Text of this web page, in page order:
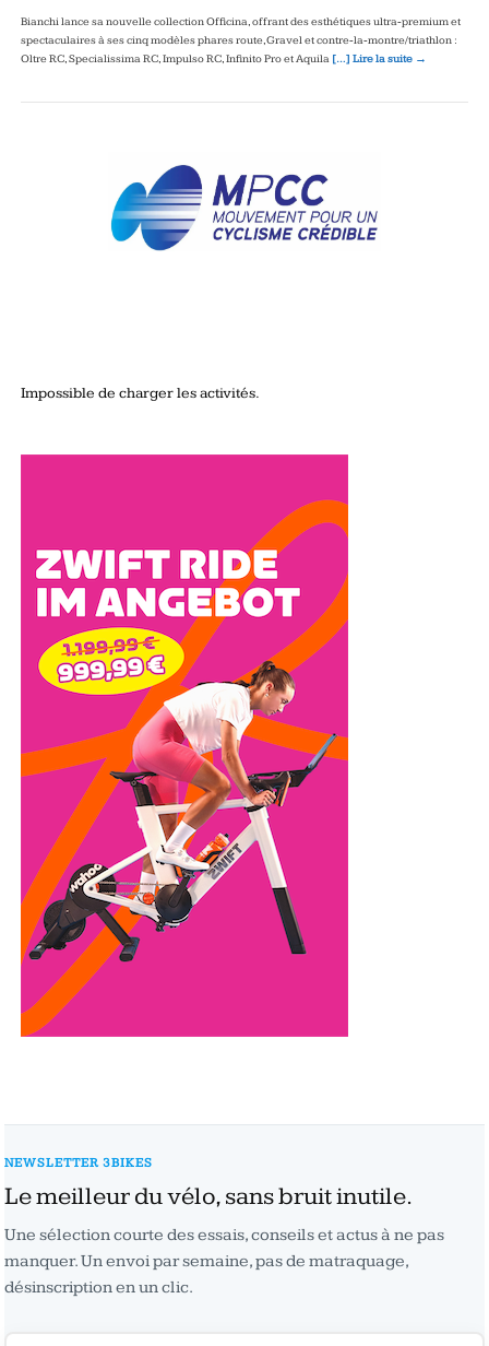
Bianchi lance sa nouvelle collection Officina, offrant des esthétiques ultra‑premium et
spectaculaires à ses cinq modèles phares route, Gravel et contre‑la‑montre/triathlon :
Oltre RC, Specialissima RC, Impulso RC, Infinito Pro et Aquila […] Lire la suite →
Impossible de charger les activités.
NEWSLETTER 3BIKES
Le meilleur du vélo, sans bruit inutile.
Une sélection courte des essais, conseils et actus à ne pas
manquer. Un envoi par semaine, pas de matraquage,
désinscription en un clic.